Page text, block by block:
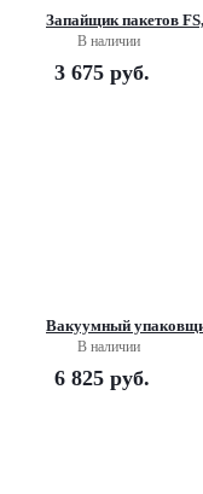
Запайщик пакетов
В наличии
3 675 руб.
Вакуумный
В наличии
6 825 руб.